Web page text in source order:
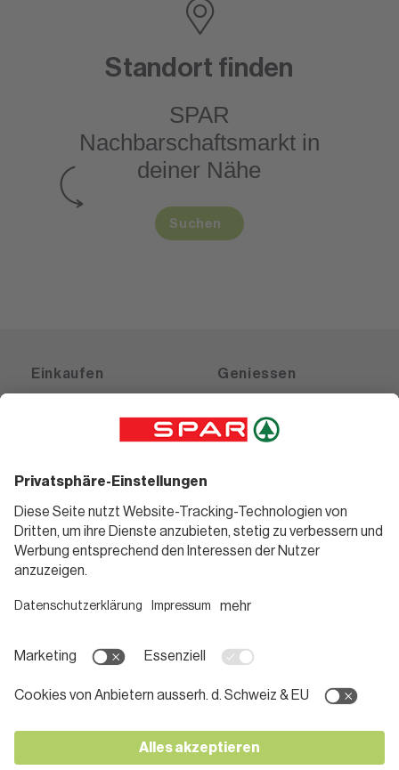
Standort finden
SPAR
Nachbarschaftsmarktin
deiner Nähe
Suchen
Einkaufen
Gutscheine
Geniessen
Weinwelt
Bierwelt
Informieren
Teilnahmebedingungen
Pressemitteilungen
Karriere bei SPAR
Kontakt
Folge uns